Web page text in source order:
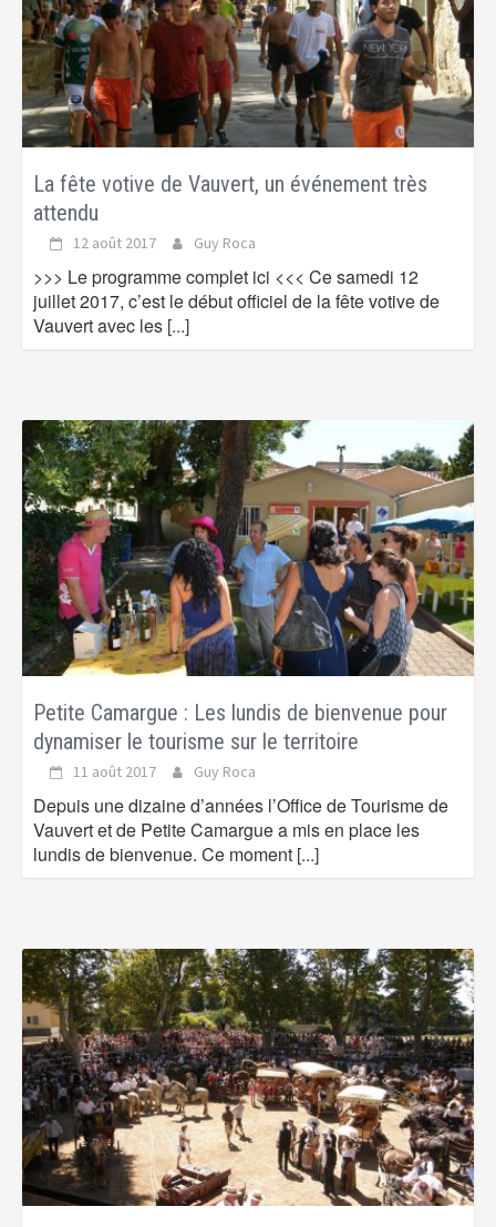
La fête votive de Vauvert, un événement très
attendu
12 août 2017 Guy Roca
>>> Le programme complet ici <<< Ce samedi 12
juillet 2017, c’est le début officiel de la fête votive de
Vauvert avec les [...]
Petite Camargue : Les lundis de bienvenue pour
dynamiser le tourisme sur le territoire
11 août 2017 Guy Roca
Depuis une dizaine d’années l’Office de Tourisme de
Vauvert et de Petite Camargue a mis en place les
lundis de bienvenue. Ce moment [...]